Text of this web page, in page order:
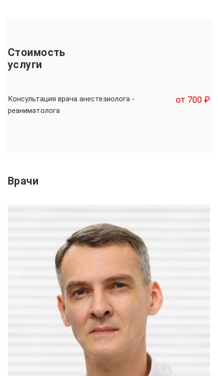
Стоимость
услуги
Консультация врача анестезиолога -
реаниматолога
от 700 ₽
Врачи